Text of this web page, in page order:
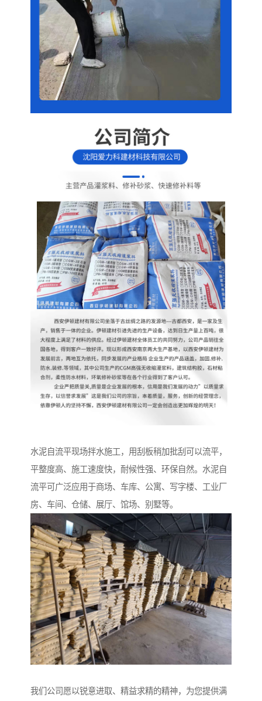
水泥自流平现场拌水施工，用刮板稍加批刮可以流平，
平整度高、施工速度快，耐候性强、环保自然。水泥自
流平可广泛应用于商场、车库、公寓、写字楼、工业厂
房、车间、仓储、展厅、馆场、别墅等。
我们公司愿以锐意进取、精益求精的精神，为您提供满